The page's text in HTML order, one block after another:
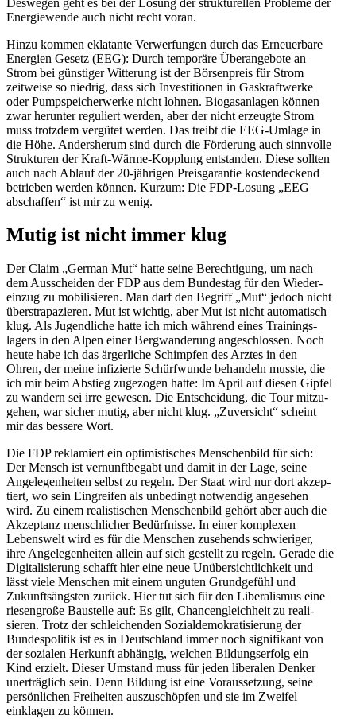
Energie­wende auch nicht recht voran.
Hinzu kommen eklatante Verwer­fungen durch das Erneu­erbare
Energien Gesetz (EEG): Durch temporäre Überan­gebote an
Strom bei günstiger Witterung ist der Börsen­preis für Strom
zeitweise so niedrig, dass sich Inves­ti­tionen in Gaskraft­werke
oder Pumpspei­cher­werke nicht lohnen. Biogas­an­lagen können
zwar herunter reguliert werden, aber der nicht erzeugte Strom
muss trotzdem vergütet werden. Das treibt die EEG-Umlage in
die Höhe. Anders­herum sind durch die Förderung auch sinnvolle
Struk­turen der Kraft-Wärme-Kopplung entstanden. Diese sollten
auch nach Ablauf der 20-jährigen Preis­ga­rantie kosten­de­ckend
betrieben werden können. Kurzum: Die FDP-Losung „EEG
abschaffen“ ist mir zu wenig.
Mutig ist nicht immer klug
Der Claim „German Mut“ hatte seine Berech­tigung, um nach
dem Ausscheiden der FDP aus dem Bundestag für den Wieder­
einzug zu mobili­sieren. Man darf den Begriff „Mut“ jedoch nicht
überstra­pa­zieren. Mut ist wichtig, aber Mut ist nicht automa­tisch
klug. Als Jugend­liche hatte ich mich während eines Trainings­
lagers in den Alpen einer Bergwan­derung angeschlossen. Noch
heute habe ich das ärger­liche Schimpfen des Arztes in den
Ohren, der meine infizierte Schürf­wunde behandeln musste, die
ich mir beim Abstieg zugezogen hatte: Im April auf diesen Gipfel
zu wandern sei irre gewesen. Die Entscheidung, die Tour mitzu­
gehen, war sicher mutig, aber nicht klug. „Zuver­sicht“ scheint
mir das bessere Wort.
Die FDP rekla­miert ein optimis­ti­sches Menschenbild für sich:
Der Mensch ist vernunft­begabt und damit in der Lage, seine
Angele­gen­heiten selbst zu regeln. Der Staat wird nur dort akzep­
tiert, wo sein Eingreifen als unbedingt notwendig angesehen
wird. Zu einem realis­ti­schen Menschenbild gehört aber auch die
Akzeptanz mensch­licher Bedürf­nisse. In einer komplexen
Lebenswelt wird es für die Menschen zusehends schwie­riger,
ihre Angele­gen­heiten allein auf sich gestellt zu regeln. Gerade die
Digita­li­sierung schafft hier eine neue Unüber­sicht­lichkeit und
lässt viele Menschen mit einem unguten Grund­gefühl und
Zukunfts­ängsten zurück. Hier tut sich für den Libera­lismus eine
riesen­große Baustelle auf: Es gilt, Chancen­gleichheit zu reali­
sieren. Trotz der schlei­chenden Sozial­de­mo­kra­ti­sierung der
Bundes­po­litik ist es in Deutschland immer noch signi­fikant von
der sozialen Herkunft abhängig, welchen Bildungs­erfolg ein
Kind erzielt. Dieser Umstand muss für jeden liberalen Denker
unerträglich sein. Denn Bildung ist eine Voraus­setzung, seine
persön­lichen Freiheiten auszu­schöpfen und sie im Zweifel
einklagen zu können.